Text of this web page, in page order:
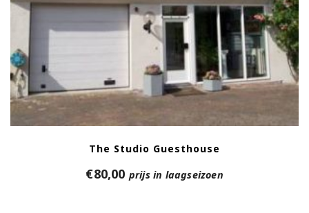
The Studio Guesthouse
€80,00 prijs in laagseizoen